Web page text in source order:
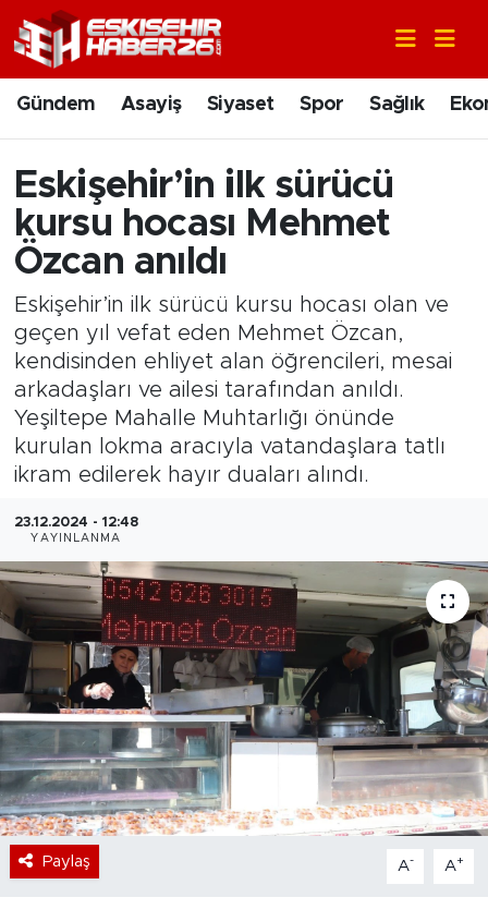
Gündem Asayiş Siyaset Spor Sağlık
Eskişehir’in ilk sürücü
kursu hocası Mehmet
Özcan anıldı
Eskişehir’in ilk sürücü kursu hocası olan ve
geçen yıl vefat eden Mehmet Özcan,
kendisinden ehliyet alan öğrencileri, mesai
arkadaşları ve ailesi tarafından anıldı.
Yeşiltepe Mahalle Muhtarlığı önünde
kurulan lokma aracıyla vatandaşlara tatlı
ikram edilerek hayır duaları alındı.
23.12.2024 - 12:48
YAYINLANMA
Paylaş A- A+
Gündem
Asayiş
Siyaset
Spor
Sağlık
Ekonomi
Eğitim
Sanat
Bölge
Teknoloji
Magazin
Dünya
Sektör
Nöbetçi Eczaneler
Hava Durumu
Trafik Durumu
Süper Lig Puan Durumu ve Fikstür
Tüm Manşetler
Son Dakika Haberleri
Haber Arşivi